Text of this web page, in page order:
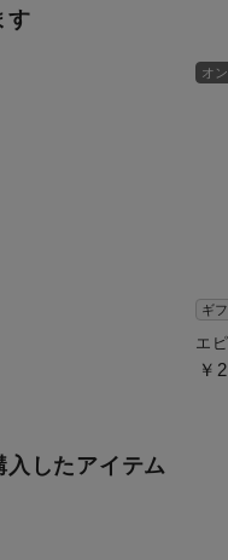
す
オ
ギ
エ
￥
入したアイテム